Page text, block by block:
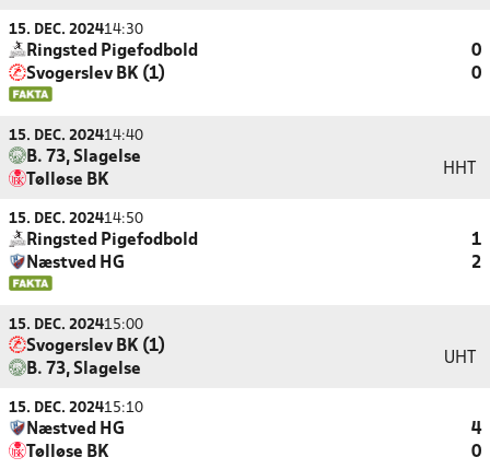
15. DEC. 202414:30
Ringsted Pigefodbold
0
Svogerslev BK (1)
0
15. DEC. 202414:40
B. 73, Slagelse
Tølløse BK
HHT
15. DEC. 202414:50
Ringsted Pigefodbold
1
Næstved HG
2
15. DEC. 202415:00
Svogerslev BK (1)
B. 73, Slagelse
UHT
15. DEC. 202415:10
Næstved HG
4
Tølløse BK
0